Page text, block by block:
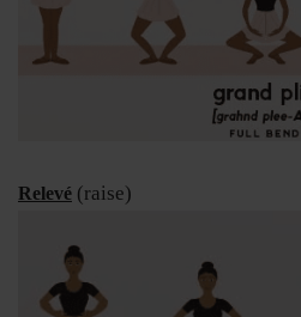
Relevé (raise)